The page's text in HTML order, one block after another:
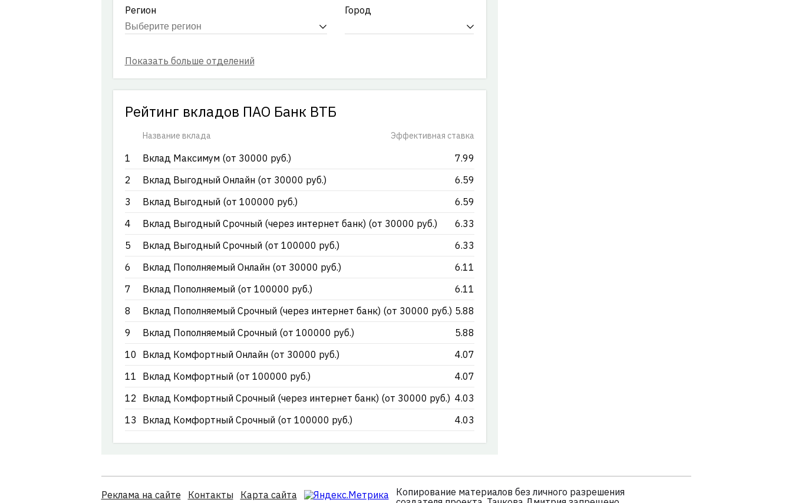
Регион Город
Рейтинг вкладов ПАО Банк ВТБ
Название вклада Эффективная ставка
1 Вклад Максимум (от 30000 руб.)
7.99
2
Вклад Выгодный Онлайн (от 30000 руб.)
6.59
3
Вклад Выгодный (от 100000 руб.)
6.59
4
Вклад Выгодный Срочный (через интернет банк) (от 30000 руб.)
6.33
5
Вклад Выгодный Срочный (от 100000 руб.)
6.33
6
Вклад Пополняемый Онлайн (от 30000 руб.)
6.11
7
Вклад Пополняемый (от 100000 руб.)
6.11
8
Вклад Пополняемый Срочный (через интернет банк) (от 30000 руб.) 5.88
9
Вклад Пополняемый Срочный (от 100000 руб.)
5.88
10
Вклад Комфортный Онлайн (от 30000 руб.)
4.07
11
Вклад Комфортный (от 100000 руб.)
4.07
12 Вклад Комфортный Срочный (через интернет банк) (от 30000 руб.) 4.03
13
Вклад Комфортный Срочный (от 100000 руб.) 4.03
Реклама на сайте Контакты Карта сайта
Копирование материалов без личного разрешения